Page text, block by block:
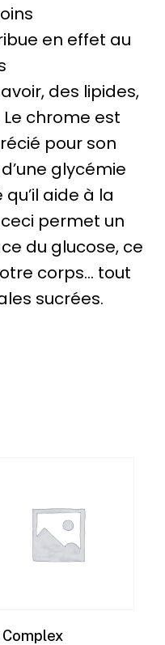
en effet au
des lipides,
chrome est
pour son
glycémie
aide à la
permet un
du glucose, ce
corps… tout
sucrées.
Complex